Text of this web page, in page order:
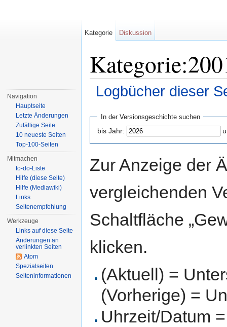
Logbücher dieser
In der Versionsgeschichte suchen
bis Jahr:
Zur Anzeige der
vergleichenden
Schaltfläche
klicken.
(Aktuell) =
(Vorherige) =
Uhrzeit/Datum
Kategorie Diskussion
Navigation
Hauptseite
Letzte Änderungen
Zufällige Seite
10 neueste Seiten
Top-100-Seiten
Mitmachen
to-do-Liste
Hilfe (diese Seite)
Hilfe (Mediawiki)
Links
Seitenempfehlung
Werkzeuge
Links auf diese Seite
Änderungen an
verlinkten Seiten
Atom
Spezialseiten
Seiteninformationen